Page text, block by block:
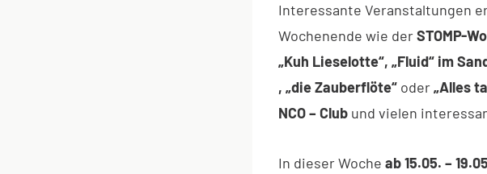
Interessante Veranstaltungen
Wochenende wie derSTOMP-
„Kuh Lieselotte“, „Fluid“ im
, „die Zauberflöte“ oder„Alles
NCO – Club und vielen
In dieser Woche ab 15.05. –